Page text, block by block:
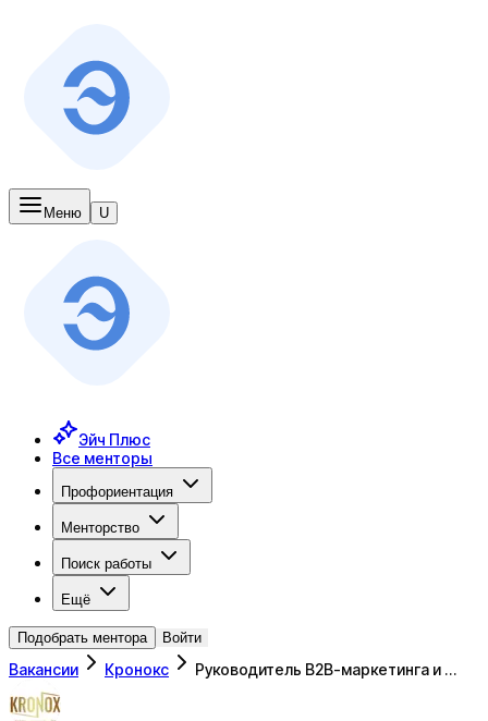
Меню U
Эйч Плюс
Все менторы
Профориентация
Менторство
Поиск работы
Ещё
Подобрать ментора Войти
Вакансии Кронокс Руководитель B2B-маркетинга и …